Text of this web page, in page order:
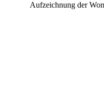
Aufzeichnung der